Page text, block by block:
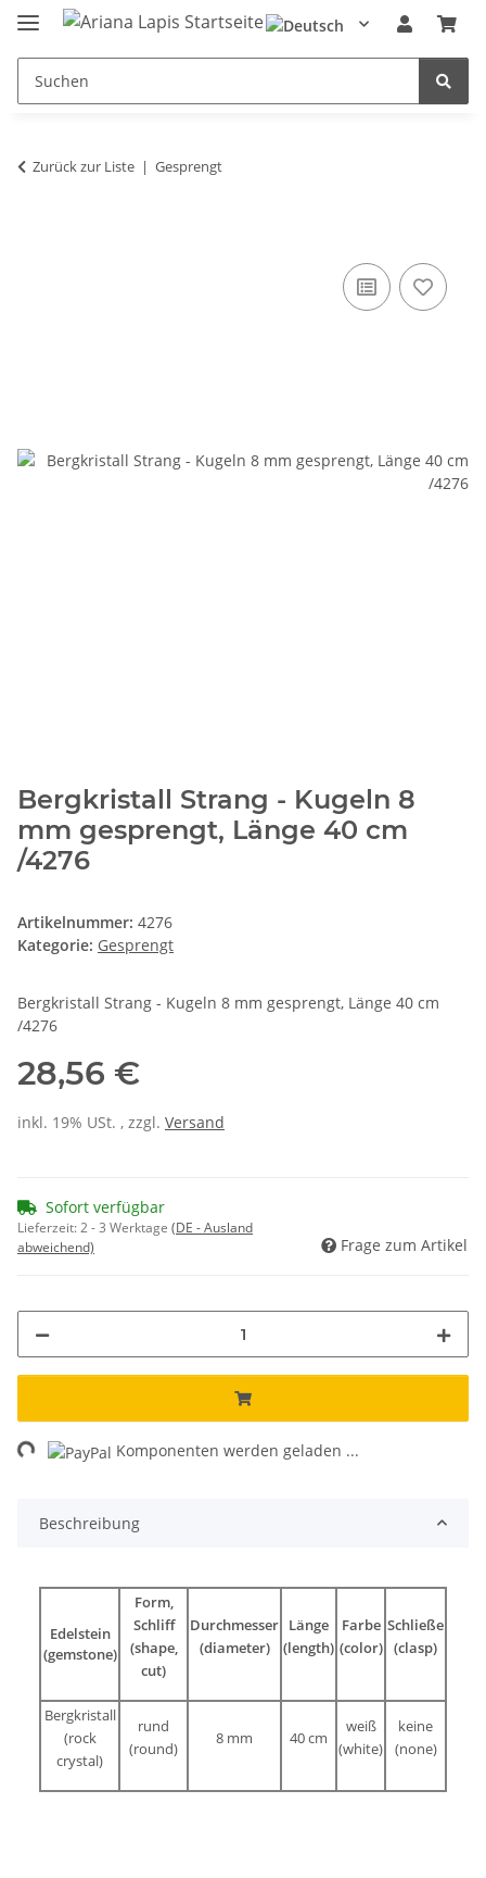
Zurück zur Liste Gesprengt
Bergkristall Strang - Kugeln 8
mm gesprengt, Länge 40 cm
/4276
Artikelnummer: 4276
Kategorie: Gesprengt
Bergkristall Strang - Kugeln 8 mm gesprengt, Länge 40 cm
/4276
28,56 €
inkl. 19% USt. , zzgl. Versand
Sofort verfügbar
Lieferzeit:2 - 3 Werktage (DE - Ausland
abweichend)
Frage zum Artikel
Komponenten werden geladen ...
Beschreibung
Edelstein
(gemstone)
Form,
Schliff
(shape,
cut)
Durchmesser
(diameter)
Länge
(length)
Farbe
(color)
Schließe
(clasp)
Bergkristall
(rock
crystal)
rund
(round)
8 mm 40 cm
weiß
(white)
keine
(none)